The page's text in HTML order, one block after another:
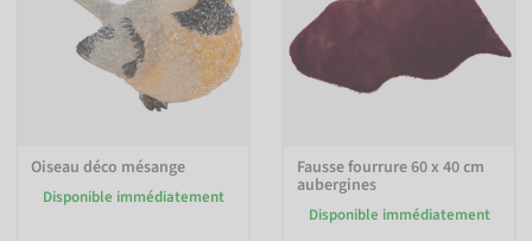
Oiseau déco mésange
Disponible immédiatement
Fausse fourrure 60 x 40 cm
aubergines
Disponible immédiatement